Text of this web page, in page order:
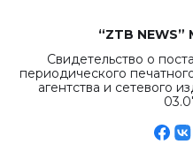
“ZTB NEWS”
Свидетельство о
периодического
агентства и сетевого